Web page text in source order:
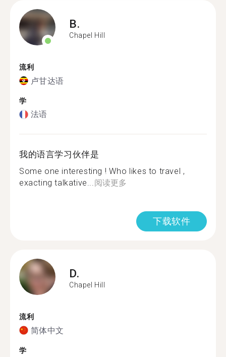
B.
Chapel Hill
流利
卢甘达语
学
法语
我的语言学习伙伴是
Some one interesting ! Who likes to travel ,
exacting talkative...阅读更多
下载软件
D.
Chapel Hill
流利
简体中文
学